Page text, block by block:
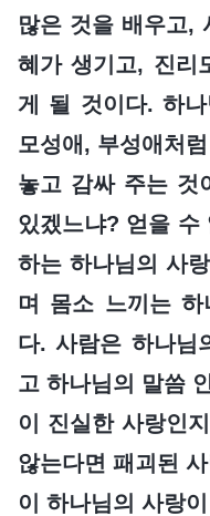
많은 것을 배우고,
혜가 생기고, 진리
게 될 것이다. 하
모성애, 부성애처
놓고 감싸 주는 것
있겠느냐? 얻을 수
하는 하나님의 사
며 몸소 느끼는
다. 사람은 하나님
고 하나님의 말씀
이 진실한 사랑인
않는다면 패괴된
이 하나님의 사랑